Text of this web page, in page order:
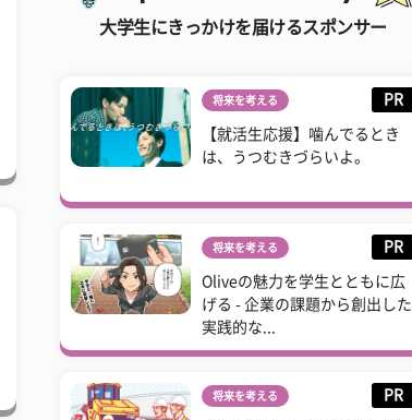
大学生にきっかけを届けるスポンサー
将来を考える PR
【就活生応援】噛んでるとき
は、うつむきづらいよ。
将来を考える PR
Oliveの魅力を学生とともに広
げる - 企業の課題から創出した
実践的な...
将来を考える PR